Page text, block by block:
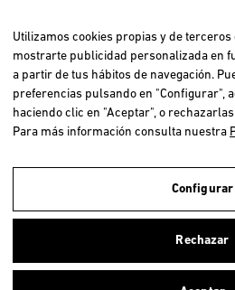
Utilizamos cookies propias y de terceros
navegación de los usuarios y de este
ellas. Para más información clicaaquí.
BELGIË /
ESPAÑA
FRANCE
ITALIA
NEDERLAND
ÖSTERREICH
PORTUGAL
Utilizamos cookies propias y de
mostrarte publicidad personalizada en
a partir de tus hábitos de navegación.
preferencias pulsando en "Configurar",
haciendo clic en "Aceptar", o
Para más información consulta nuestra
Configurar
Rechazar